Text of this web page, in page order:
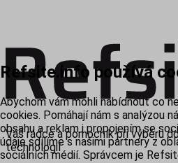
Váš rádce a pomocník při výběru
technologií
Refsite.info používá
Abychom vám mohli nabídnout co
cookies. Pomáhají nám s analýzou
obsahu a reklam i propojením se
údaje sdílíme s našimi partnery z
sociálních médií. Správcem je